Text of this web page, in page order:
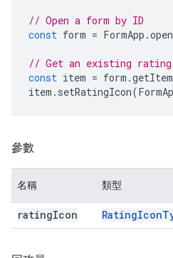
// Open a form by ID
const form = FormApp .
// Get an existing
const item = form .
item . setRatingIcon(
參數
名稱 類型
ratingIcon RatingIcon